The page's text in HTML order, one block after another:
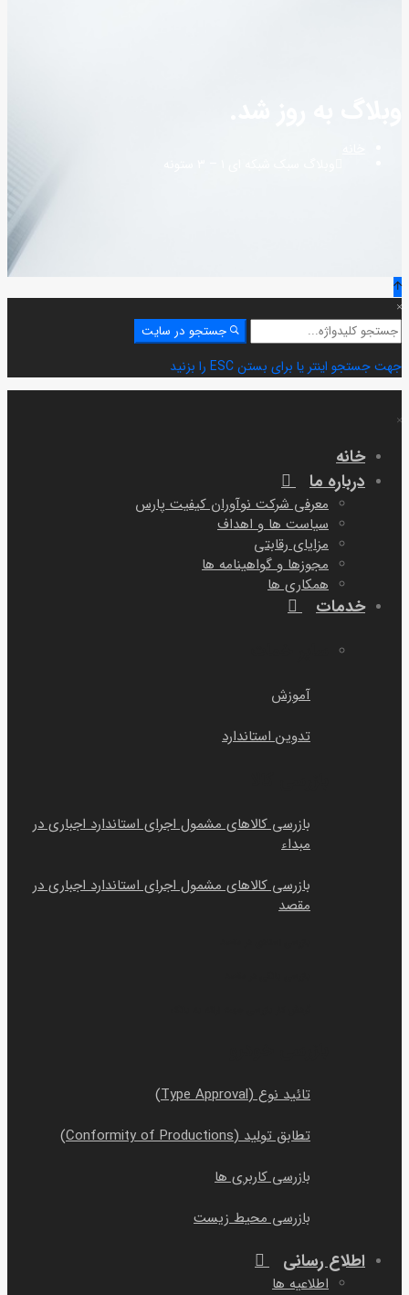
جستجو
برای:
جستجو در سایت
جهت جستجو اینتر یا برای بستن ESC را بزنید
خانه
درباره ما
معرفی شرکت نوآوران کیفیت پارس
سیاست ها و اهداف
مزایای رقابتی
مجوزها و گواهینامه ها
همکاری ها
خدمات
آموزش
تدوین استاندارد
بازرسی کالاهای مشمول اجرای استاندارد اجباری در
مبداء
بازرسی کالاهای مشمول اجرای استاندارد اجباری در
مقصد
تائید نوع (Type Approval)
تطابق تولید (Conformity of Productions)
بازرسی کاربری ها
بازرسی محیط زیست
اطلاع رسانی
اطلاعیه ها